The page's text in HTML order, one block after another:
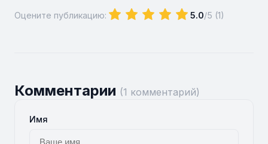
Оцените публикацию: 5.0/5 (1)
Комментарии (1 комментарий)
Имя